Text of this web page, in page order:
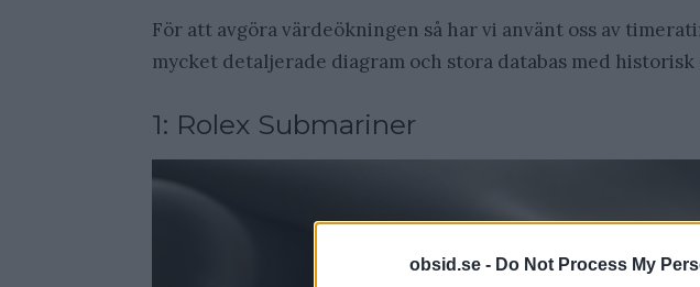
obsid.se - Do Not Process My
För att avgöra värdeökningen så har vi använt oss av
mycket detaljerade diagram och stora databas med historisk
1: Rolex Submariner